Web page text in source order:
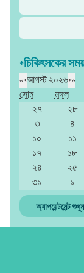
*চিকিৎসকের
«‹আগস্ট ২০২৬›»
সোম
মঙ্গল
২৭
২৮
৩
৪
১০
১১
১৭
১৮
২৪
২৫
৩১
১
অ্যাপয়েন্টমেন্ট